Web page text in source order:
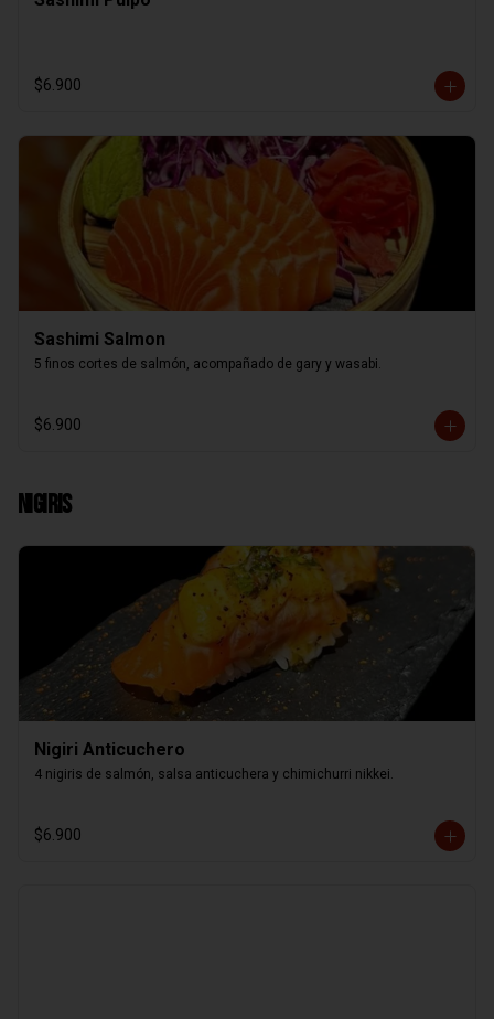
$6.900
Sashimi Salmon
5 finos cortes de salmón, acompañado de gary y wasabi.
$6.900
Nigiris
Nigiri Anticuchero
4 nigiris de salmón, salsa anticuchera y chimichurri nikkei.
$6.900